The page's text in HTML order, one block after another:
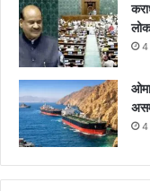
4
4